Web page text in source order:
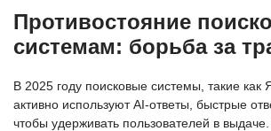
Противостояние
системам: борьба за
В 2025 году поисковые системы, такие как
активно используют AI-ответы, быстрые
чтобы удерживать пользователей в